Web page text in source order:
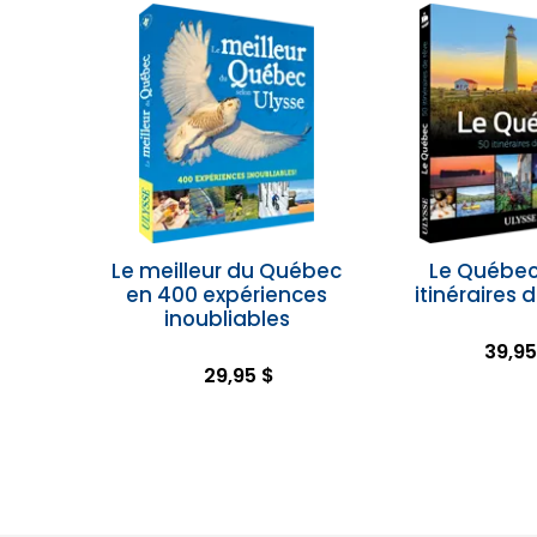
Le meilleur du Québec
en 400 expériences
inoubliables
29,95 $
Le
itinéraires